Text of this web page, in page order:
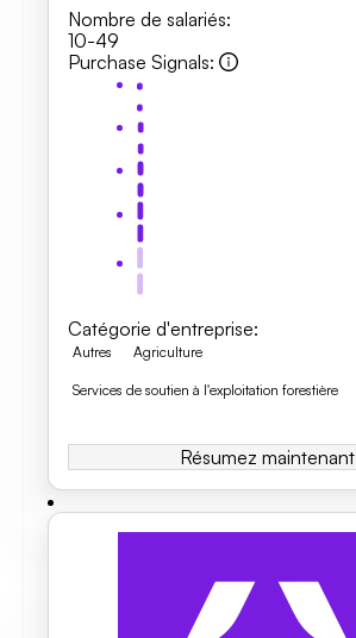
Nombre de salariés:
10-49
Purchase Signals:
Catégorie d'entreprise:
Autres Agriculture
Services de soutien à l'exploitation forestière
Résumez maintenant